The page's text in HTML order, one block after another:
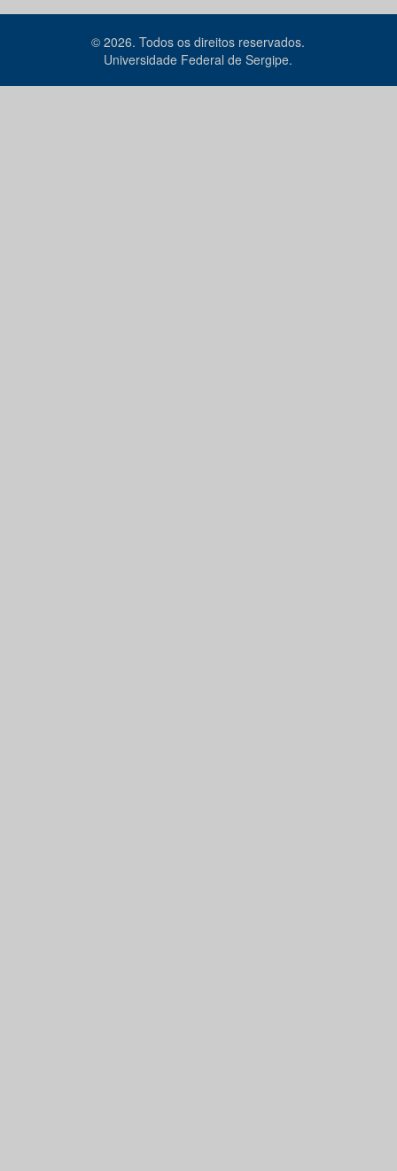
© 2026. Todos os direitos reservados.
Universidade Federal de Sergipe.